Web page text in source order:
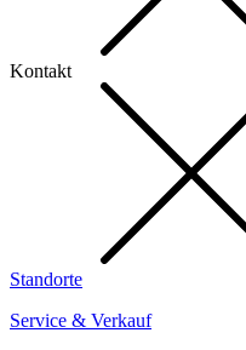
Kontakt
Standorte
Service & Verkauf